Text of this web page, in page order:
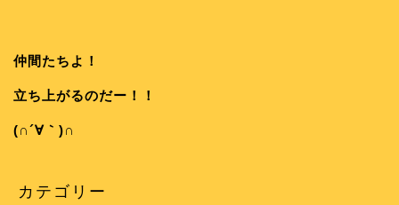
仲間たちよ！
立ち上がるのだー！！
(∩´∀｀)∩
カテゴリー